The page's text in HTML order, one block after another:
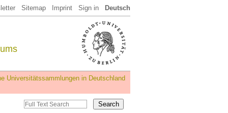
Sitemap Imprint Sign in Deutsch
Universitätssammlungen in Deutschland